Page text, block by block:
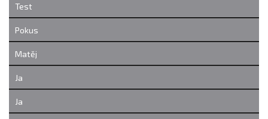
Test
Pokus
Matěj
Ja
Ja